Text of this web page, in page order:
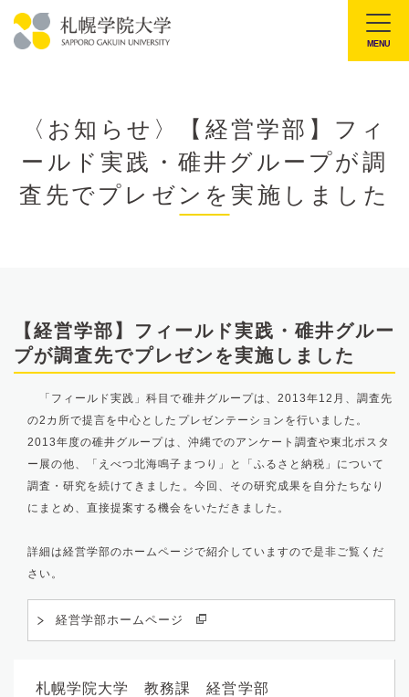
文
大
学
MENU
〈お知らせ〉【経営学部】フィ
ールド実践・碓井グループが調
査先でプレゼンを実施しました
【経営学部】フィールド実践・碓井グルー
プが調査先でプレゼンを実施しました
「フィールド実践」科目で碓井グループは、2013年12月、調査先
の2カ所で提言を中心としたプレゼンテーションを行いました。
2013年度の碓井グループは、沖縄でのアンケート調査や東北ポスタ
ー展の他、「えべつ北海鳴子まつり」と「ふるさと納税」について
調査・研究を続けてきました。今回、その研究成果を自分たちなり
にまとめ、直接提案する機会をいただきました。
詳細は経営学部のホームページで紹介していますので是非ご覧くだ
さい。
経営学部ホームページ
札幌学院大学 教務課 経営学部